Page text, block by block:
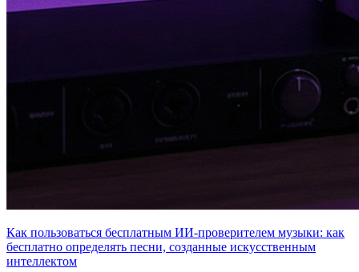
Как пользоваться бесплатным ИИ-проверителем музыки: как
бесплатно определять песни, созданные искусственным
интеллектом